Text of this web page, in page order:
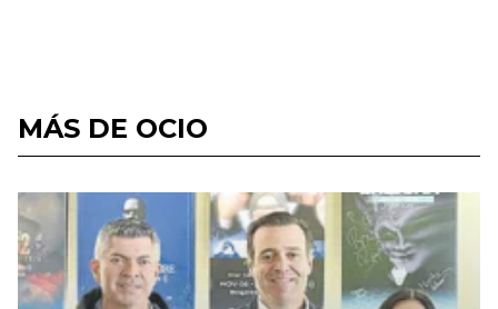
MÁS DE OCIO